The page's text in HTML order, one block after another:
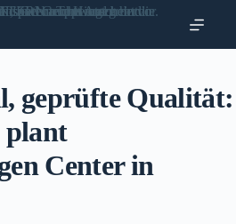
geprüfte Qualität:
Center in